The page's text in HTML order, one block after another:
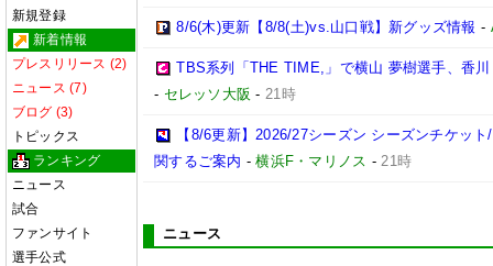
新規登録
新着情報
プレスリリース (2)
ニュース (7)
ブログ (3)
トピックス
ランキング
ニュース
試合
ファンサイト
選手公式
8/6(木)更新【8/8(土)vs.山口戦】新グッズ情報 -
TBS系列「THE TIME,」で横山 夢樹選手、香
- セレッソ大阪 - 21時
【8/6更新】2026/27シーズン シーズンチケッ
関するご案内 -横浜F・マリノス -21時
ニュース